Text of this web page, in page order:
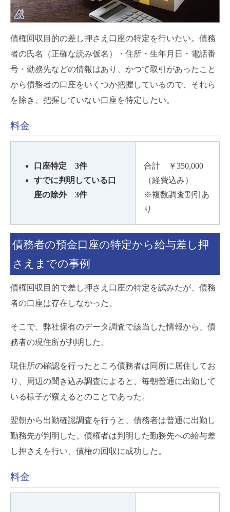
債権回収目的の差し押さえ口座の特定を行いたい。債務
者の氏名（正確な読み仮名）・住所・生年月日・電話番
号・勤務先などの情報はあり、かつて取引があったこと
から債務者の口座をいくつか把握しているので、それら
を除き、把握していない口座を特定したい。
料金
口座特定 3件
すでに判明している口
座の除外 3件
合計 ￥350,000
（経費込み）
※複数調査割引あ
り
債務者の預金口座の特定から給与差し押
さえまでの事例
債権回収目的で差し押さえ口座の特定を試みたが、債務
者の口座は存在しなかった。
そこで、弊社保有のデータ調査で該当した情報から、債
務者の現住所が判明した。
現住所の確認を行ったところ債務者は同所に居住してお
り、周辺の聞き込み調査によると、毎朝普通に出勤して
いる様子が窺えるとのことであった。
翌朝から出勤確認調査を行うと、債務者は普通に出勤し
勤務先が判明した。債権者は判明した勤務先への給与差
し押さえを行い、債権の回収に成功した。
料金